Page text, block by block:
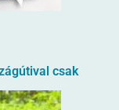
csak